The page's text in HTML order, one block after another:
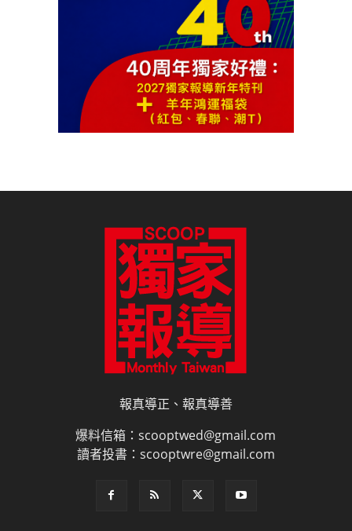
報真導正、報真導善
爆料信箱：scooptwed@gmail.com
讀者投書：scooptwre@gmail.com